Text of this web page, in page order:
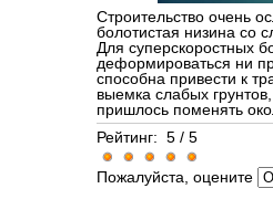
Строительство очень
болотистая низина со
Для суперскоростных
деформироваться ни
способна привести к
выемка слабых
пришлось поменять
Рейтинг: 5 / 5
Пожалуйста, оцените